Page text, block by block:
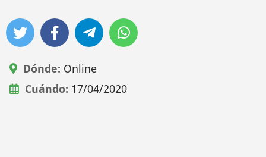
Dónde: Online
Cuándo: 17/04/2020